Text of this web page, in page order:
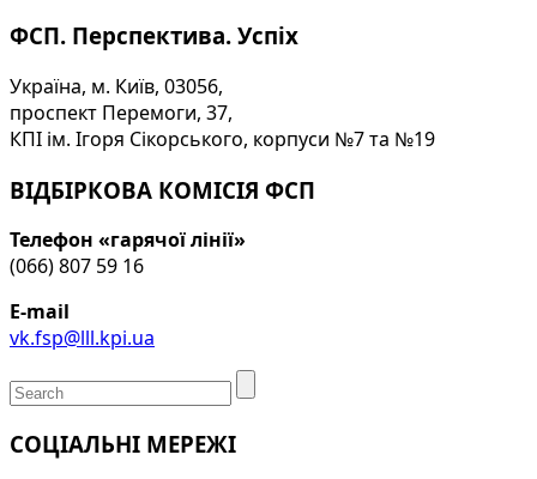
ФСП. Перспектива. Успіх
Україна, м. Київ, 03056,
проспект Перемоги, 37,
КПІ ім. Ігоря Сікорського, корпуси №7 та №19
ВІДБІРКОВА КОМІСІЯ ФСП
Телефон «гарячої лінії»
(066) 807 59 16
E-mail
vk.fsp@lll.kpi.ua
СОЦІАЛЬНІ МЕРЕЖІ